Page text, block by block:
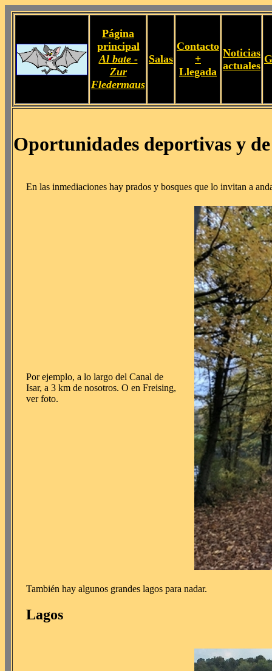
Página
principal
Al bate -
Zur
Fledermaus
Salas
Contacto
+
Llegada
Noticias
actuales
Oportunidades deportivas y
En las inmediaciones hay prados y bosques que lo invitan a
Por ejemplo, a lo largo del Canal de
Isar, a 3 km de nosotros. O en Freising,
ver foto.
También hay algunos grandes lagos para nadar.
Lagos